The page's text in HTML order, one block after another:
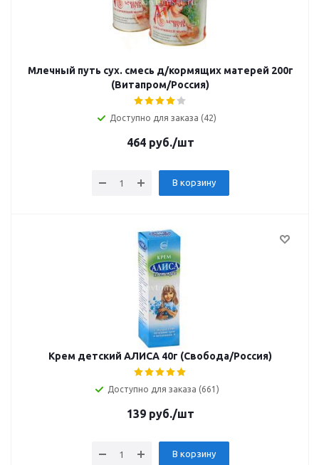
Млечный путь сух. смесь д/кормящих матерей 200г
(Витапром/Россия)
Доступно для заказа (42)
464руб./шт
В корзину
Крем детский АЛИСА 40г (Свобода/Россия)
Доступно для заказа (661)
139руб./шт
В корзину